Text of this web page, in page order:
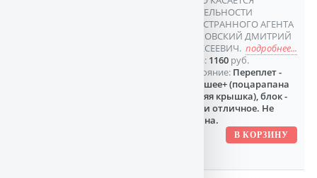
ДЕЯТЕЛЬНОСТИ
ИНОСТРАННОГО АГЕНТА
ГЛУХОВСКИЙ ДМИТРИЙ
АЛЕКСЕЕВИЧ. подробнее...
Цена: 1160руб.
Состояние: Переплет -
хорошее+ (поцарапана
задняя крышка), блок -
почти отличное. Не
читана.